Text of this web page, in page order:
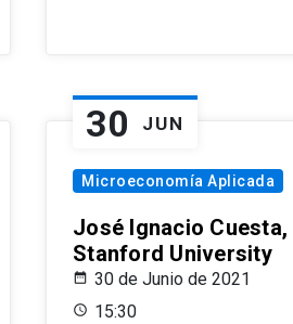
30 JUN
Microeconomía Aplicada
José Ignacio Cuesta,
Stanford University
30 de Junio de 2021
15:30